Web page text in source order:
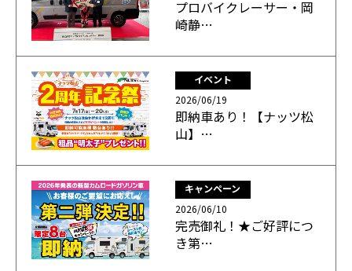
プロバイクレーサー・岡
崎静…
イベント
2026/06/19
即納車あり！【ナッツ松
山】…
キャンペーン
2026/06/10
完売御礼！★ご好評につ
き第…